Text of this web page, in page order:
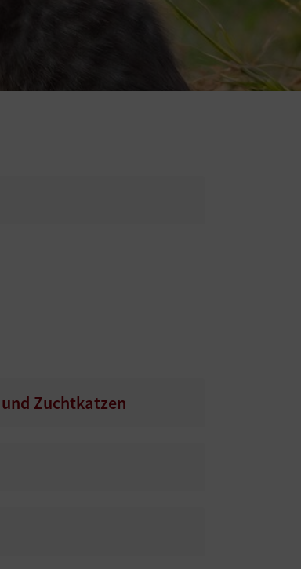
Zuchtkatzen